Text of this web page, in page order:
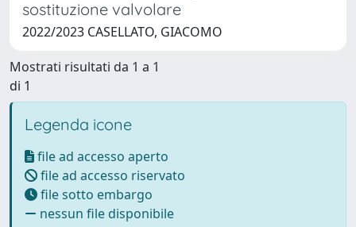
sostituzione valvolare
2022/2023 CASELLATO, GIACOMO
Mostrati risultati da 1 a 1
di 1
Legenda icone
file ad accesso aperto
file ad accesso riservato
file sotto embargo
nessun file disponibile